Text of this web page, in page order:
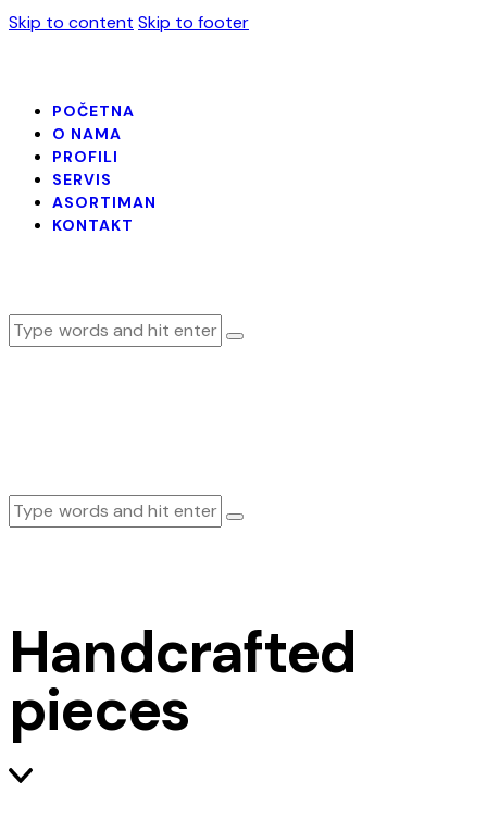
Skip to content Skip to footer
POČETNA
O NAMA
PROFILI
SERVIS
ASORTIMAN
KONTAKT
Handcrafted
pieces